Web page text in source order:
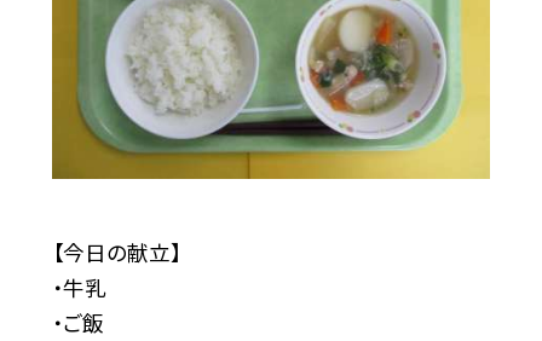
【今日の献立】
・牛乳
・ご飯